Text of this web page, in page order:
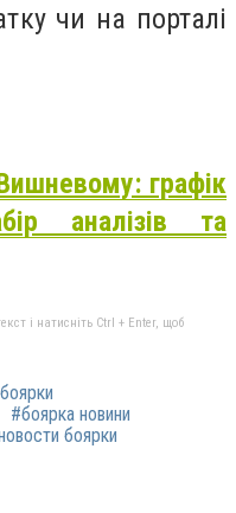
чи на порталі
графік
аналізів та
і натисніть Ctrl + Enter, щоб
#боярка новини
боярки